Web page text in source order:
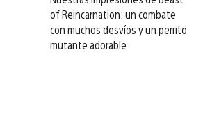
of Reincarnation: un combate
con muchos desvíos y un perrito
mutante adorable